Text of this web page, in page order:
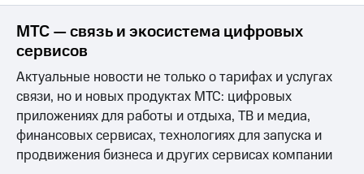
Корпоративный
секретарь
Раскрытие
информации
Информация
акционерам
Документы
ПАО
"МТС"
Собрания
акционеров
МТС — связь и экосистема цифровых
сервисов
Актуальные новости не только о тарифах и услугах
связи, но и новых продуктах МТС: цифровых
приложениях для работы и отдыха, ТВ и медиа,
финансовых сервисах, технологиях для запуска и
продвижения бизнеса и других сервисах компании